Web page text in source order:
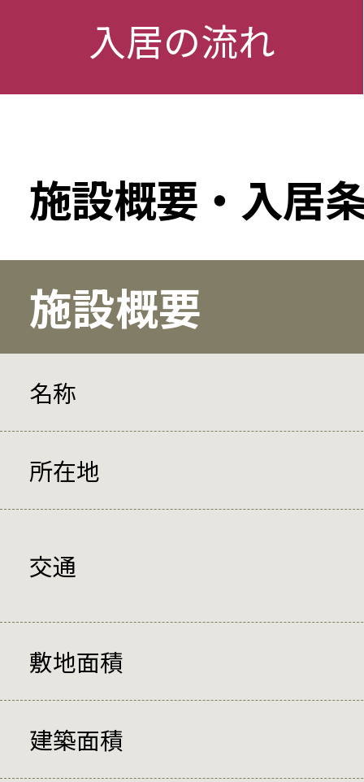
入居の流れ
施設概要・入居
施設概要
名称
所在地
交通
敷地面積
建築面積